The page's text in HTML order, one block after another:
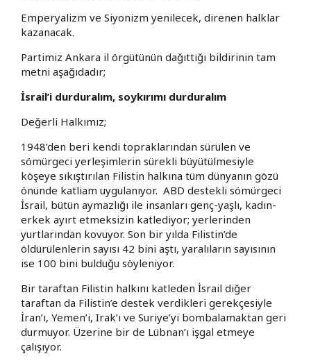
Emperyalizm ve Siyonizm yenilecek, direnen halklar
kazanacak.
Partimiz Ankara il örgütünün dağıttığı bildirinin tam
metni aşağıdadır;
İsrail’i durduralım, soykırımı durduralım
Değerli Halkımız;
1948’den beri kendi topraklarından sürülen ve
sömürgeci yerleşimlerin sürekli büyütülmesiyle
köşeye sıkıştırılan Filistin halkına tüm dünyanın gözü
önünde katliam uygulanıyor. ABD destekli sömürgeci
İsrail, bütün aymazlığı ile insanları genç-yaşlı, kadın-
erkek ayırt etmeksizin katlediyor; yerlerinden
yurtlarından kovuyor. Son bir yılda Filistin’de
öldürülenlerin sayısı 42 bini aştı, yaralıların sayısının
ise 100 bini bulduğu söyleniyor.
Bir taraftan Filistin halkını katleden İsrail diğer
taraftan da Filistin’e destek verdikleri gerekçesiyle
İran’ı, Yemen’i, Irak’ı ve Suriye’yi bombalamaktan geri
durmuyor. Üzerine bir de Lübnan’ı işgal etmeye
çalışıyor.